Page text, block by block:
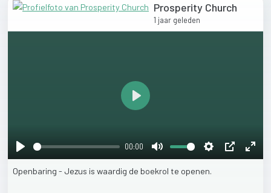
Prosperity Church
1 jaar geleden
Play
00:00
Mute Settings
PIP
Enter
Play
Openbaring - Jezus is waardig de boekrol te openen.